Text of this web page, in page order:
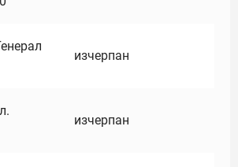
изчерпан
изчерпан